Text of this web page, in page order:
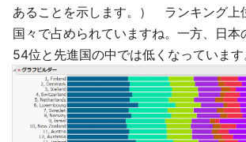
あることを示します。） ランキング上
国々で占められていますね。一方、日本
54位と先進国の中では低くなっています